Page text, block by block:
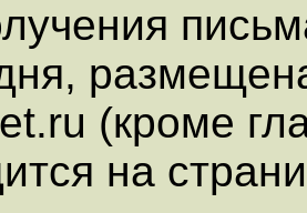
(кроме
на